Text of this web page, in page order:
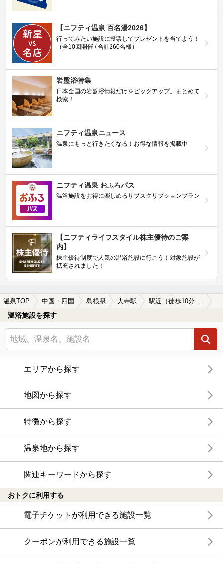
【ニフティ温泉 百名湯2026】
行ってみたい施設に投票してプレゼントを当てよう！
（全10回開催 / 合計260名様）
岩盤浴特集
日本全国の岩盤浴情報だけをピックアップ。まとめて
検索！
ニフティ温泉ニュース
温泉にもっと行きたくなる！お得な情報を掲載中
ニフティ温泉 おふろパス
温浴施設をお得に楽しめるサブスクリプションプラン
【ニフティライフスタイル株主優待のご案
内】
株主優待制度で人気の温浴施設に行こう！対象施設が
拡充されました！
温泉TOP 中国・四国 島根県 大寺駅 駅近（徒歩10分以内）の大寺駅近くの温泉、日帰り温泉、スーパー銭湯おすすめ
温浴施設を探す
エリアから探す
地図から探す
特徴から探す
温泉地から探す
関連キーワードから探す
おトクに利用する
電子チケットが利用できる施設一覧
クーポンが利用できる施設一覧